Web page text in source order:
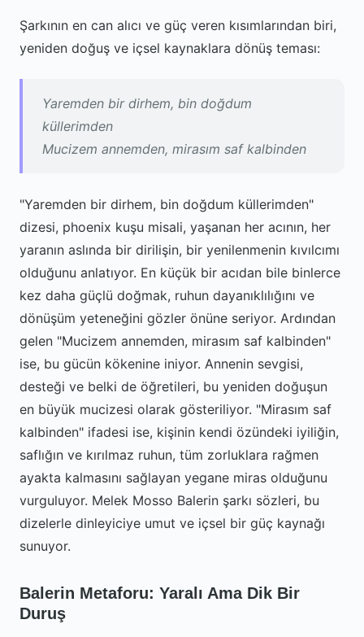
Şarkının en can alıcı ve güç veren kısımlarından biri,
yeniden doğuş ve içsel kaynaklara dönüş teması:
Yaremden bir dirhem, bin doğdum
küllerimden
Mucizem annemden, mirasım saf kalbinden
"Yaremden bir dirhem, bin doğdum küllerimden"
dizesi, phoenix kuşu misali, yaşanan her acının, her
yaranın aslında bir dirilişin, bir yenilenmenin kıvılcımı
olduğunu anlatıyor. En küçük bir acıdan bile binlerce
kez daha güçlü doğmak, ruhun dayanıklılığını ve
dönüşüm yeteneğini gözler önüne seriyor. Ardından
gelen "Mucizem annemden, mirasım saf kalbinden"
ise, bu gücün kökenine iniyor. Annenin sevgisi,
desteği ve belki de öğretileri, bu yeniden doğuşun
en büyük mucizesi olarak gösteriliyor. "Mirasım saf
kalbinden" ifadesi ise, kişinin kendi özündeki iyiliğin,
saflığın ve kırılmaz ruhun, tüm zorluklara rağmen
ayakta kalmasını sağlayan yegane miras olduğunu
vurguluyor. Melek Mosso Balerin şarkı sözleri, bu
dizelerle dinleyiciye umut ve içsel bir güç kaynağı
sunuyor.
Balerin Metaforu: Yaralı Ama Dik Bir
Duruş